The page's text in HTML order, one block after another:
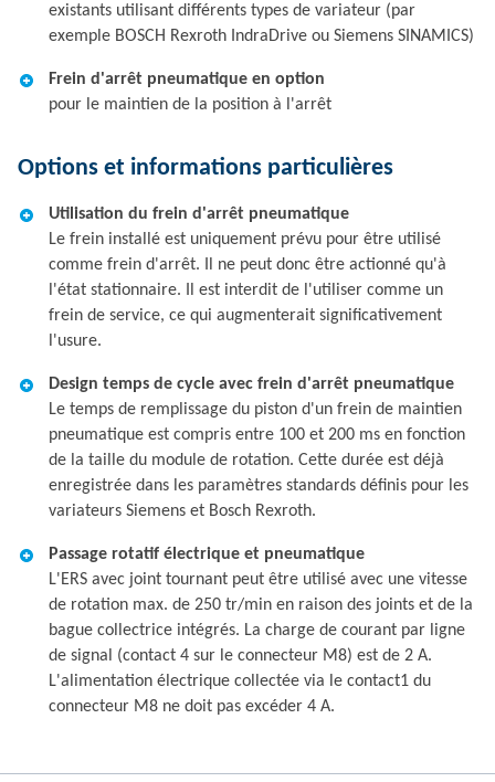
existants utilisant différents types de variateur (par
exemple BOSCH Rexroth IndraDrive ou Siemens SINAMICS)
Frein d'arrêt pneumatique en option
pour le maintien de la position à l'arrêt
Options et informations particulières
Utilisation du frein d'arrêt pneumatique
Le frein installé est uniquement prévu pour être utilisé
comme frein d'arrêt. Il ne peut donc être actionné qu'à
l'état stationnaire. Il est interdit de l'utiliser comme un
frein de service, ce qui augmenterait significativement
l'usure.
Design temps de cycle avec frein d'arrêt pneumatique
Le temps de remplissage du piston d'un frein de maintien
pneumatique est compris entre 100 et 200 ms en fonction
de la taille du module de rotation. Cette durée est déjà
enregistrée dans les paramètres standards définis pour les
variateurs Siemens et Bosch Rexroth.
Passage rotatif électrique et pneumatique
L'ERS avec joint tournant peut être utilisé avec une vitesse
de rotation max. de 250 tr/min en raison des joints et de la
bague collectrice intégrés. La charge de courant par ligne
de signal (contact 4 sur le connecteur M8) est de 2 A.
L'alimentation électrique collectée via le contact1 du
connecteur M8 ne doit pas excéder 4 A.